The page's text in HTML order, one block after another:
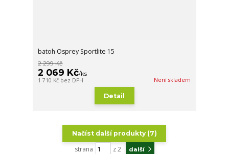
batoh Osprey Sportlite 15
2 299 Kč
2 069 Kč/ks
1 710 Kč bez DPH Není skladem
Detail
Načíst další produkty (7)
strana z 2 další